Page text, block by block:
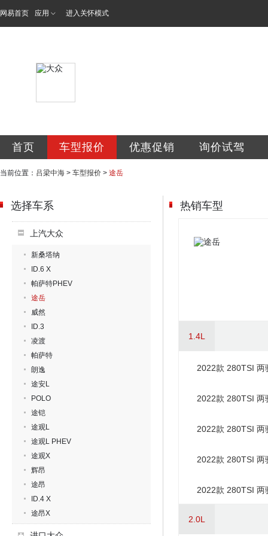
网易首页 应用 进入关怀模式
首页 车型报价 优惠促销 询价试驾
当前位置： 吕梁中海 > 车型报价 > 途岳
选择车系
上汽大众
新桑塔纳
ID.6 X
帕萨特PHEV
途岳
威然
ID.3
凌渡
帕萨特
朗逸
途安L
POLO
途铠
途观L
途观L PHEV
途观X
辉昂
途昂
ID.4 X
途昂X
热销车型
1.4L
2022款 280TSI 两
2022款 280TSI 两
2022款 280TSI 两
2022款 280TSI 两
2022款 280TSI 两
2.0L